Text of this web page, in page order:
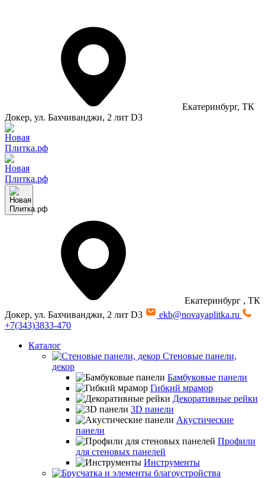
Екатеринбург, ТК
Докер, ул. Бахчиванджи, 2 лит D3
Екатеринбург , ТК
Докер, ул. Бахчиванджи, 2 лит D3
ekb@novayaplitka.ru
+7(343)3833-470
Каталог
Стеновые панели,
декор
Бамбуковые панели
Гибкий мрамор
Декоративные рейки
3D панели
Акустические
панели
Профили
для стеновых панелей
Инструменты